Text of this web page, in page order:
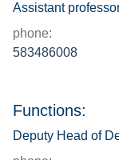
Assistant
phone:
583486008
Functions:
Deputy Head of